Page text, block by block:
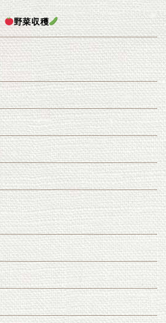
野菜収穫